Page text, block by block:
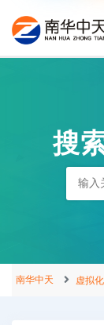
搜
南华中天 虚拟